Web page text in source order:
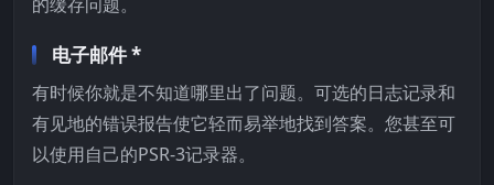
的缓存问题。
电子邮件 *
有时候你就是不知道哪里出了问题。可选的日志记录和
有见地的错误报告使它轻而易举地找到答案。您甚至可
以使用自己的PSR-3记录器。